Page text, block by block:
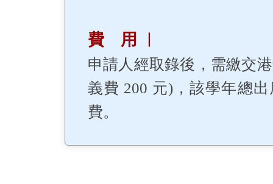
費 用 ︳
申請人經取錄後，需繳交
義費 200 元)，該學年總
費。